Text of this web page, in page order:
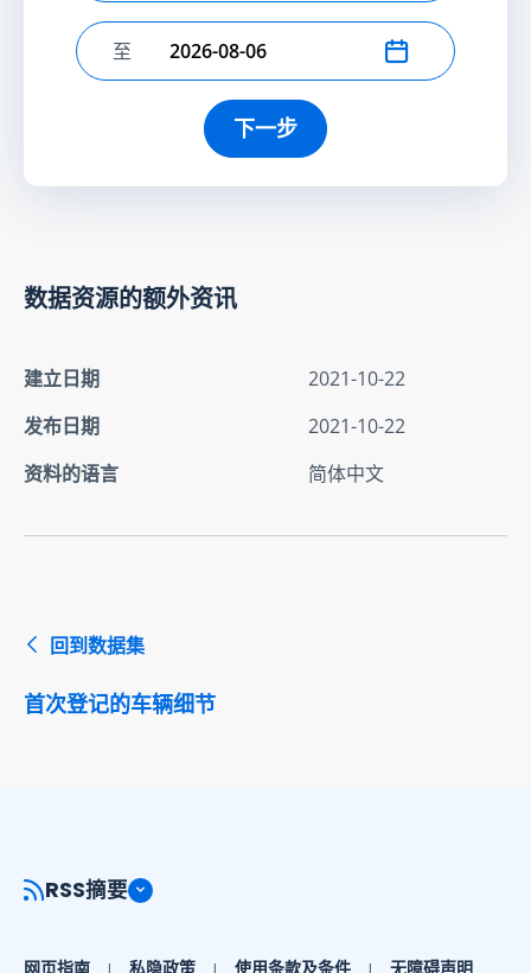
选择结束日期
至
下一步
数据资源的额外资讯
建立日期
2021-10-22
发布日期
2021-10-22
资料的语言
简体中文
回到数据集
首次登记的车辆细节
RSS摘要
网页指南 私隐政策 使用条款及条件 无障碍声明